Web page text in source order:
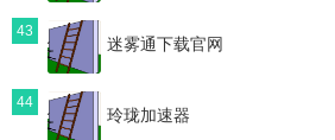
43
迷雾通下载官网
44
玲珑加速器